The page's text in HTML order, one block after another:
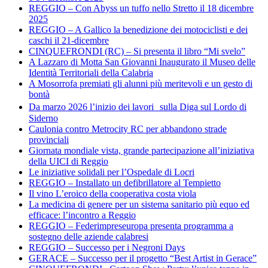
REGGIO – Con Abyss un tuffo nello Stretto il 18 dicembre
2025
REGGIO – A Gallico la benedizione dei motociclisti e dei
caschi il 21-dicembre
CINQUEFRONDI (RC) – Si presenta il libro “Mi svelo”
A Lazzaro di Motta San Giovanni Inaugurato il Museo delle
Identità Territoriali della Calabria
A Mosorrofa premiati gli alunni più meritevoli e un gesto di
bontà
Da marzo 2026 l’inizio dei lavori sulla Diga sul Lordo di
Siderno
Caulonia contro Metrocity RC per abbandono strade
provinciali
Giornata mondiale vista, grande partecipazione all’iniziativa
della UICI di Reggio
Le iniziative solidali per l’Ospedale di Locri
REGGIO – Installato un defibrillatore al Tempietto
Il vino L’eroico della cooperativa costa viola
La medicina di genere per un sistema sanitario più equo ed
efficace: l’incontro a Reggio
REGGIO – Federimpreseuropa presenta programma a
sostegno delle aziende calabresi
REGGIO – Successo per i Negroni Days
GERACE – Successo per il progetto “Best Artist in Gerace”